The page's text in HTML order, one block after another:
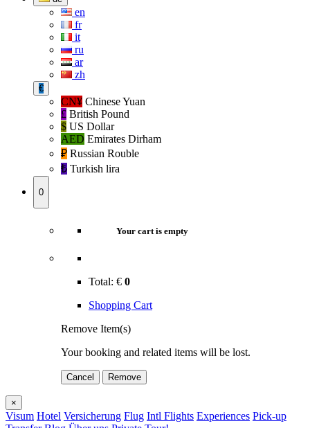
en
fr
it
ru
ar
zh
€
CN¥ Chinese Yuan
£ British Pound
$ US Dollar
AED Emirates Dirham
₽‎ Russian Rouble
₺‎ Turkish lira
0
Your cart is empty
Total: € 0
Shopping Cart
Remove Item(s)
Your booking and related items will be lost.
Cancel Remove
×
Visum Hotel Versicherung Flug Intl Flights Experiences Pick-up